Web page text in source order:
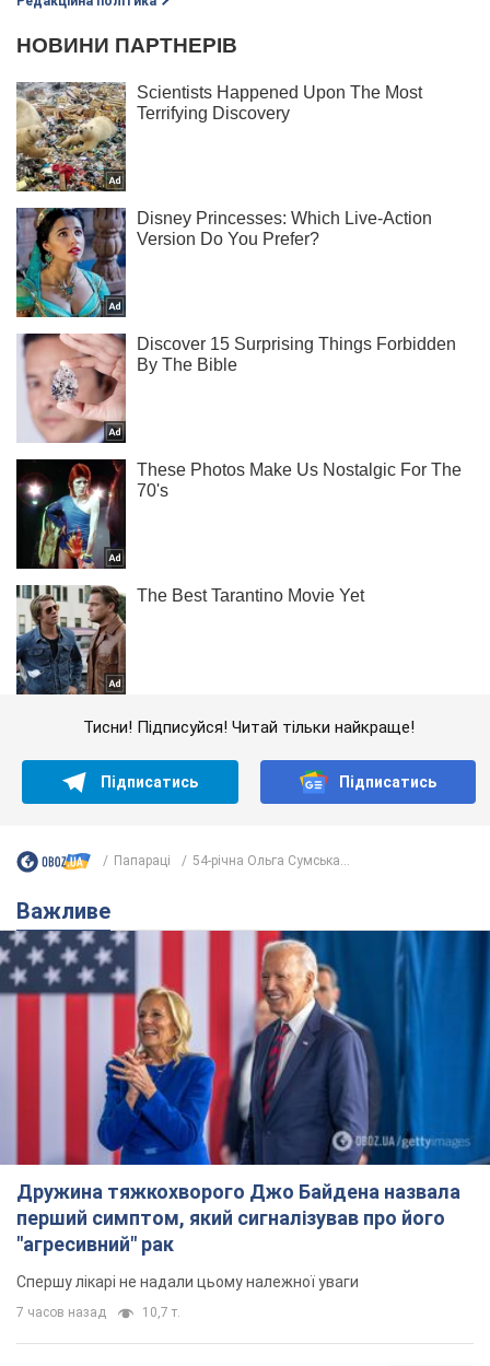
Тисни! Підписуйся! Читай тільки найкраще!
Підписатись Підписатись
Папараці 54-річна Ольга Сумська...
Важливе
Дружина тяжкохворого Джо Байдена назвала
перший симптом, який сигналізував про його
"агресивний" рак
Спершу лікарі не надали цьому належної уваги
7 часов назад 10,7 т.